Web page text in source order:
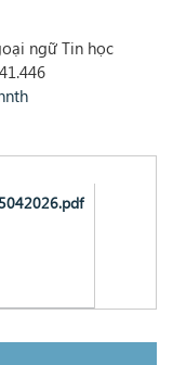
ngữ Tin học